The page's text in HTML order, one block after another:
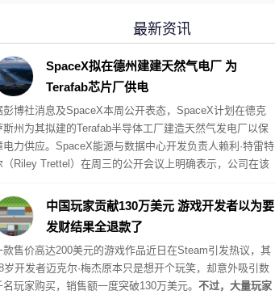
最新资讯
SpaceX拟在德州建建天然气电厂 为
Terafab芯片厂供电
彭博社消息及SpaceX本周公开表态，SpaceX计划在德克
斯州为其拟建的Terafab半导体工厂建造天然气发电厂以保
电力供应。SpaceX能源与数据中心开发负责人赖利·特雷特
（Riley Trettel）在周三的公开会议上明确表示，公司在该
列。
中国玩家贡献130万美元 游戏开发者以为要
发财结果全退款了
款售价高达200美元的游戏作品近日在Steam引发热议，其
岁开发者迈克尔·梅杰原本只是想开个玩笑，却意外吸引数
名玩家购买，销售额一度突破130万美元。 不过，大量玩家